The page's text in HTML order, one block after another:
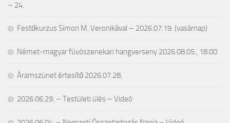
– 24.
Festőkurzus Simon M. Veronikával – 2026.07.19. (vasárnap)
Német-magyar fúvószenekari hangverseny 2026.08.05., 18.00
Áramszünet értesítő 2026.07.28.
2026.06.29. – Testületi ülés – Videó